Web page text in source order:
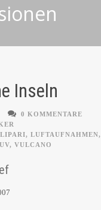
Inseln
0 KOMMENTARE
LIPARI, LUFTAUFNAHMEN,
, VULCANO